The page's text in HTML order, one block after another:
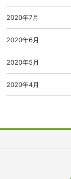
2020年7月
2020年6月
2020年5月
2020年4月